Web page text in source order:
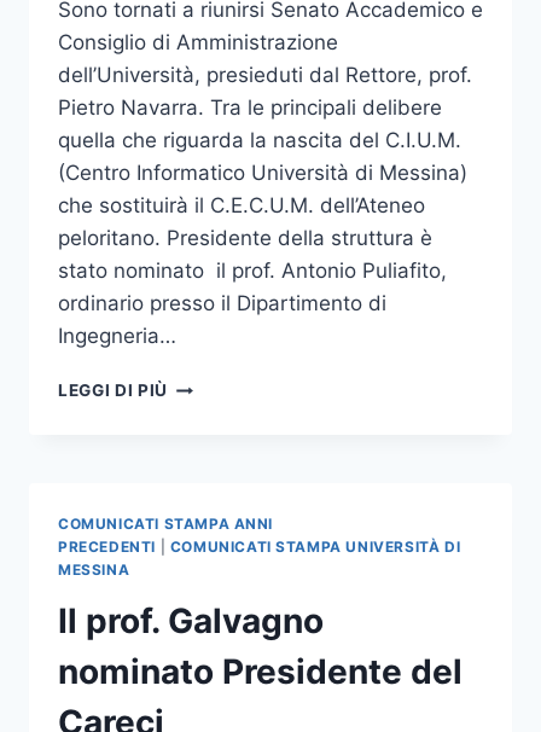
Sono tornati a riunirsi Senato Accademico e
Consiglio di Amministrazione
dell’Università, presieduti dal Rettore, prof.
Pietro Navarra. Tra le principali delibere
quella che riguarda la nascita del C.I.U.M.
(Centro Informatico Università di Messina)
che sostituirà il C.E.C.U.M. dell’Ateneo
peloritano. Presidente della struttura è
stato nominato il prof. Antonio Puliafito,
ordinario presso il Dipartimento di
Ingegneria…
LEGGI DI PIÙ NASCE
MESSINA
PULIAFITO
NOMINATO
PRESIDENTE
COMUNICATI STAMPA ANNI
PRECEDENTI
COMUNICATI STAMPA UNIVERSITÀ DI
MESSINA
Il prof. Galvagno
nominato Presidente del
Careci